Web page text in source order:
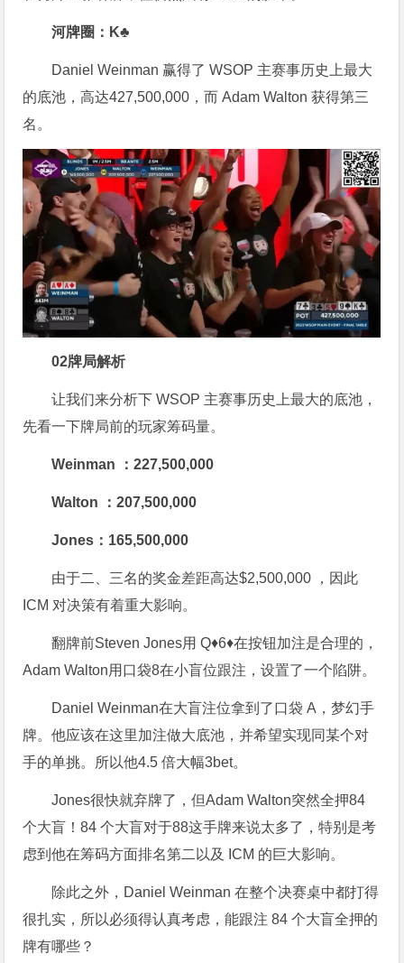
河牌圈：K♣
Daniel Weinman 赢得了 WSOP 主赛事历史上最大
的底池，高达427,500,000，而 Adam Walton 获得第三
名。
02牌局解析
让我们来分析下 WSOP 主赛事历史上最大的底池，
先看一下牌局前的玩家筹码量。
Weinman ：227,500,000
Walton ：207,500,000
Jones：165,500,000
由于二、三名的奖金差距高达$2,500,000 ，因此
ICM 对决策有着重大影响。
翻牌前Steven Jones用 Q♦6♦在按钮加注是合理的，
Adam Walton用口袋8在小盲位跟注，设置了一个陷阱。
Daniel Weinman在大盲注位拿到了口袋 A，梦幻手
牌。他应该在这里加注做大底池，并希望实现同某个对
手的单挑。所以他4.5 倍大幅3bet。
Jones很快就弃牌了，但Adam Walton突然全押84
个大盲！84 个大盲对于88这手牌来说太多了，特别是考
虑到他在筹码方面排名第二以及 ICM 的巨大影响。
除此之外，Daniel Weinman 在整个决赛桌中都打得
很扎实，所以必须得认真考虑，能跟注 84 个大盲全押的
牌有哪些？